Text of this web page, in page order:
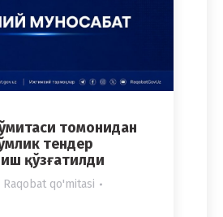
томонидан
тендер
қўзғатилди
Raqobat qo'mitasi